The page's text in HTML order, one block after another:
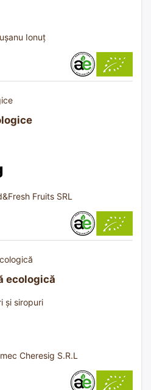
Ionuț
Fruits SRL
ecologică
și siropuri
Cheresig S.R.L